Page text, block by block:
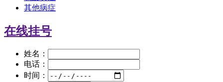
其他病症
在线挂号
姓名：
电话：
时间：